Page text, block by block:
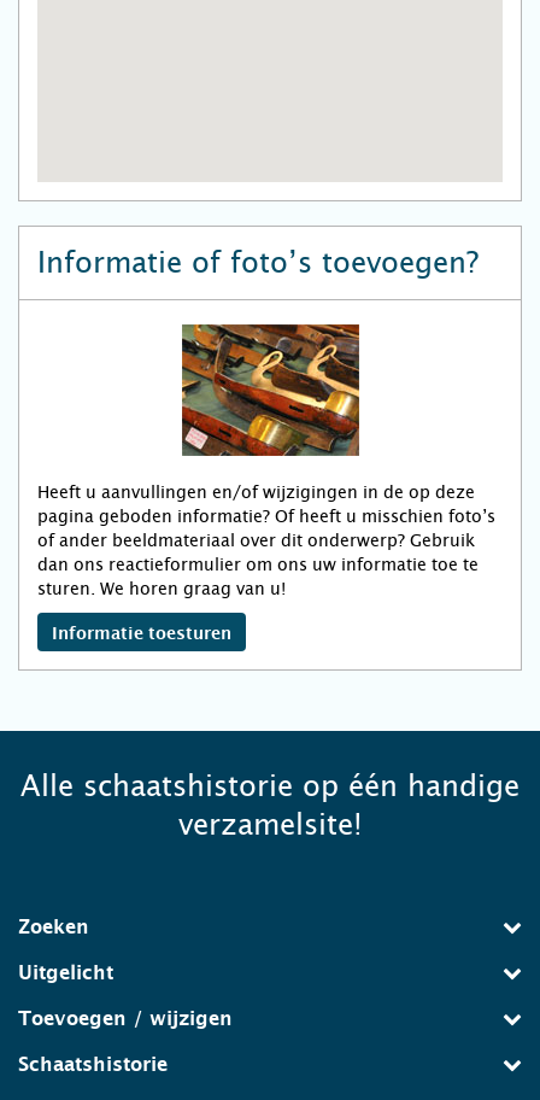
Informatie of foto’s toevoegen?
Heeft u aanvullingen en/of wijzigingen in de op deze
pagina geboden informatie? Of heeft u misschien foto’s
of ander beeldmateriaal over dit onderwerp? Gebruik
dan ons reactieformulier om ons uw informatie toe te
sturen. We horen graag van u!
Informatie toesturen
Alle schaatshistorie op één handige
verzamelsite!
Zoeken
Uitgelicht
Toevoegen / wijzigen
Schaatshistorie